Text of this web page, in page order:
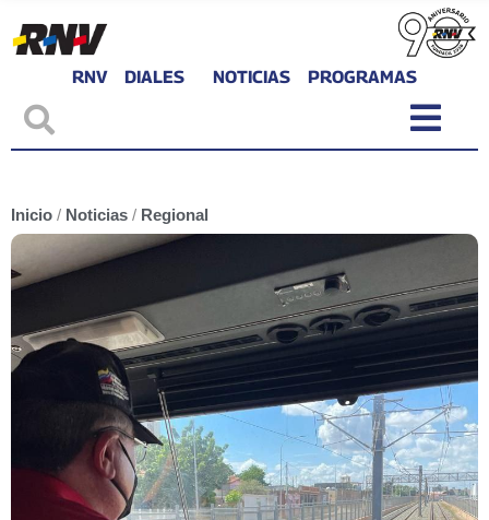
RNV DIALES NOTICIAS PROGRAMAS
Inicio / Noticias / Regional